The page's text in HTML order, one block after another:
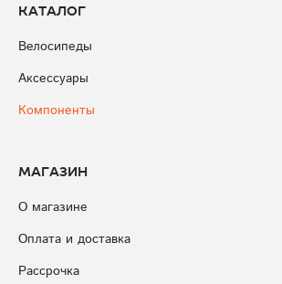
Каталог
Велосипеды
Аксессуары
Компоненты
Магазин
О магазине
Оплата и доставка
Рассрочка